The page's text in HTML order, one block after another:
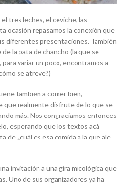
tres leches, el ceviche, las
ocasión repasamos la conexión que
diferentes presentaciones. También
la pata de chancho (la que se
variar un poco, encontramos a
se atreve?)
también a comer bien,
que realmente disfrute de lo que se
más. Nos congraciamos entonces
esperando que los textos acá
de ¿cuál es esa comida a la que ale
invitación a una gira micológica que
Uno de sus organizadores ya ha